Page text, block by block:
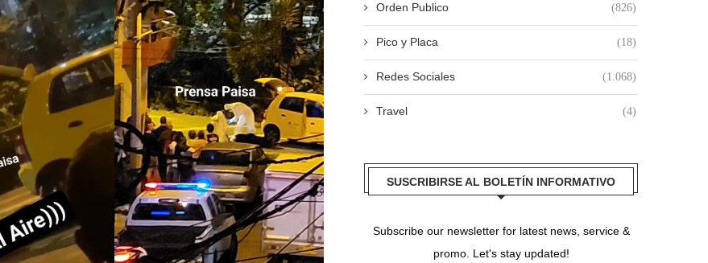
Orden Publico (826)
Pico y Placa (18)
Redes Sociales (1.068)
Travel (4)
SUSCRIBIRSE AL BOLETÍN INFORMATIVO
Subscribe our newsletter for latest news, service &
promo. Let's stay updated!